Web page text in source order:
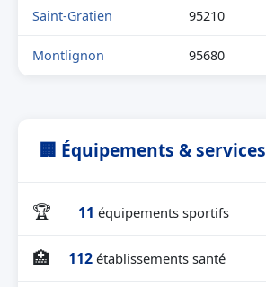
Saint-Gratien 95210
Montlignon 95680
🏢 Équipements & services
🏆 11 équipements sportifs
🏥 112 établissements santé